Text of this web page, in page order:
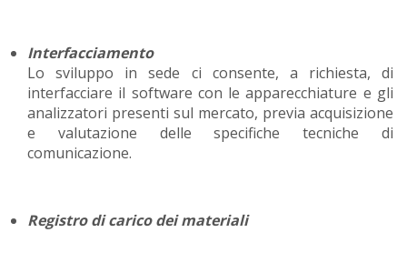
Interfacciamento
Lo sviluppo in sede ci consente, a richiesta, di
interfacciare il software con le apparecchiature e gli
analizzatori presenti sul mercato, previa acquisizione
e valutazione delle specifiche tecniche di
comunicazione.
Registro di carico dei materiali